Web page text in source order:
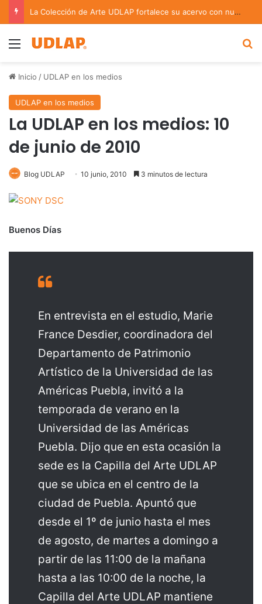
La Colección de Arte UDLAP fortalece su acervo con nuevas obras de artistas emergentes y consolidados
Menu
Inicio / UDLAP en los medios
UDLAP en los medios
La UDLAP en los medios: 10
de junio de 2010
Blog UDLAP 10 junio, 2010 3 minutos de lectura
Buenos Días
En entrevista en el estudio, Marie
France Desdier, coordinadora del
Departamento de Patrimonio
Artístico de la Universidad de las
Américas Puebla, invitó a la
temporada de verano en la
Universidad de las Américas
Puebla. Dijo que en esta ocasión la
sede es la Capilla del Arte UDLAP
que se ubica en el centro de la
ciudad de Puebla. Apuntó que
desde el 1º de junio hasta el mes
de agosto, de martes a domingo a
partir de las 11:00 de la mañana
hasta a las 10:00 de la noche, la
Capilla del Arte UDLAP mantiene